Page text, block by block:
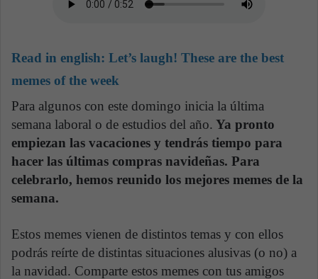
Read in english: Let’s laugh! These are the best
memes of the week
Para algunos con este domingo inicia la última
semana laboral o de estudios del año. Ya pronto
empiezan las vacaciones y tendrás tiempo para
hacer las últimas compras navideñas. Para
celebrarlo, hemos reunido los mejores memes de la
semana.
Estos memes vienen de distintos temas y con ellos
podrás reírte de distintas situaciones alusivas (o no) a
la navidad. Comparte estos memes con tus amigos